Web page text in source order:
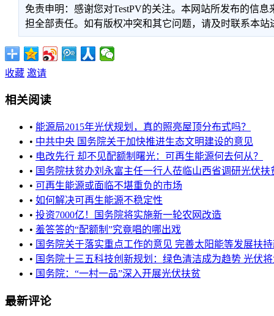
免责申明：感谢您对TestPV的关注。本网站所发布的信
担全部责任。如有版权冲突和其它问题，请及时联系本
收藏 邀请
相关阅读
• 能源局2015年光伏规划，真的照亮屋顶分布式吗？
• 中共中央 国务院关于加快推进生态文明建设的意见
• 电改先行 却不见配额制曙光：可再生能源何去何从？
• 国务院扶贫办刘永富主任一行人莅临山西省调研光伏扶
• 可再生能源或面临不堪重负的市场
• 如何解决可再生能源不稳定性
• 投资7000亿！国务院将实施新一轮农网改造
• 羞答答的“配额制”究竟唱的哪出戏
• 国务院关于落实重点工作的意见 完善太阳能等发展扶
• 国务院十三五科技创新规划：绿色清洁成为趋势 光伏
• 国务院：“一村一品”深入开展光伏扶贫
最新评论